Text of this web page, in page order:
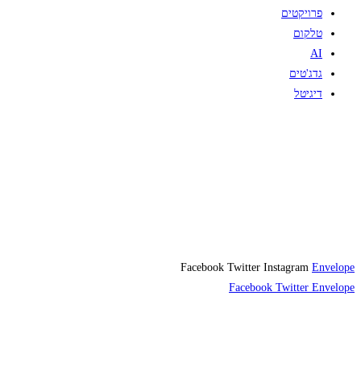
פרויקטים
טלקום
AI
גדג'טים
דיגיטל
Facebook Twitter Instagram Envelope
Facebook Twitter Envelope